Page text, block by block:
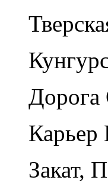
Карьер
Закат,